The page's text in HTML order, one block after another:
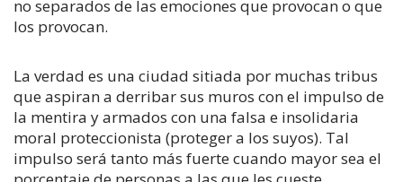
no separados de las emociones que provocan o que
los provocan.
La verdad es una ciudad sitiada por muchas tribus
que aspiran a derribar sus muros con el impulso de
la mentira y armados con una falsa e insolidaria
moral proteccionista (proteger a los suyos). Tal
impulso será tanto más fuerte cuando mayor sea el